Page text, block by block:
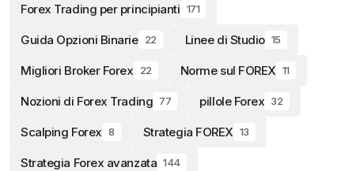
Forex Trading per principianti 171
Guida Opzioni Binarie 22 Linee di Studio 15
Migliori Broker Forex 22 Norme sul FOREX 11
Nozioni di Forex Trading 77 pillole Forex 32
Scalping Forex 8 Strategia FOREX 13
Strategia Forex avanzata 144